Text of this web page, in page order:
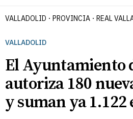
VALLADOLID PROVINCIA REAL
VALLADOLID
El Ayuntamiento
autoriza 180
y suman ya 1.122